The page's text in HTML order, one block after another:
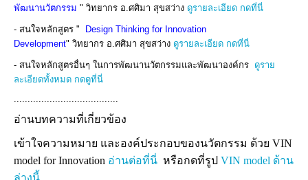
พัฒนานวัตกรรม " วิทยากร อ.ศศิมา สุขสว่าง ดูรายละเอียด กดที่นี่
- สนใจหลักสูตร "
Design Thinking for Innovation
Development" วิทยากร อ.ศศิมา สุขสว่าง ดูรายละเอียด กดที่นี่
- สนใจหลักสูตรอื่นๆ ในการพัฒนานวัตกรรมและพัฒนาองค์กร ดูราย
ละเอียดทั้งหมด กดดูที่นี่
อ่านบทความที่เกี่ยวข้อง
เข้าใจความหมาย และองค์ประกอบของนวัตกรรม ด้วย VIN
model for Innovation อ่านต่อที่นี่ หรือกดที่รูป VIN model ด้าน
ล่างนี้